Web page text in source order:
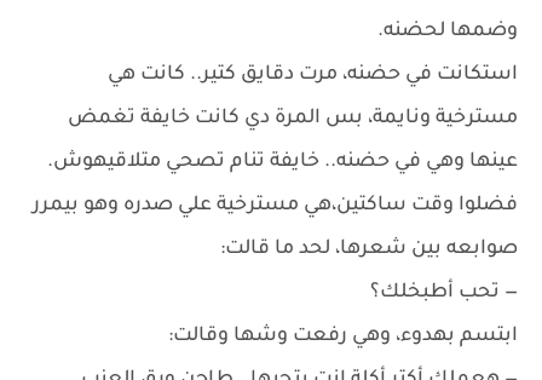
وضمها لحضنه.
استكانت في حضنه، مرت دقايق كتير.. كانت هي
مسترخية ونايمة، بس المرة دي كانت خايفة تغمض
عينها وهي في حضنه.. خايفة تنام تصحي متلاقيهوش.
فضلوا وقت ساكتين،هي مسترخية علي صدره وهو بيمرر
صوابعه بين شعرها، لحد ما قالت:
— تحب أطبخلك؟
ابتسم بهدوء، وهي رفعت وشها وقالت: